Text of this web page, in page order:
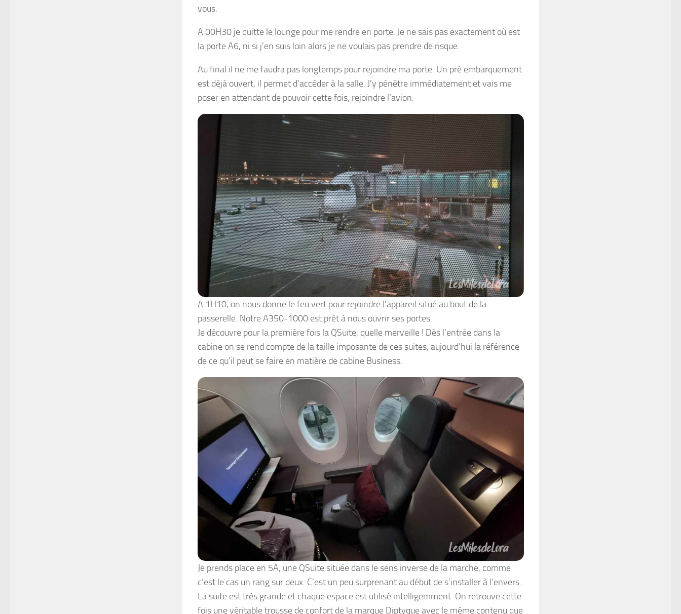
vous.
A 00H30 je quitte le lounge pour me rendre en porte. Je ne sais pas exactement où est
la porte A6, ni si j’en suis loin alors je ne voulais pas prendre de risque.
Au final il ne me faudra pas longtemps pour rejoindre ma porte. Un pré embarquement
est déjà ouvert, il permet d’accéder à la salle. J’y pénètre immédiatement et vais me
poser en attendant de pouvoir cette fois, rejoindre l’avion.
A 1H10, on nous donne le feu vert pour rejoindre l’appareil situé au bout de la
passerelle. Notre A350-1000 est prêt à nous ouvrir ses portes.
Je découvre pour la première fois la QSuite, quelle merveille ! Dès l’entrée dans la
cabine on se rend compte de la taille imposante de ces suites, aujourd’hui la référence
de ce qu’il peut se faire en matière de cabine Business.
Je prends place en 5A, une QSuite située dans le sens inverse de la marche, comme
c’est le cas un rang sur deux. C’est un peu surprenant au début de s’installer à l’envers.
La suite est très grande et chaque espace est utilisé intelligemment. On retrouve cette
fois une véritable trousse de confort de la marque Diptyque avec le même contenu que